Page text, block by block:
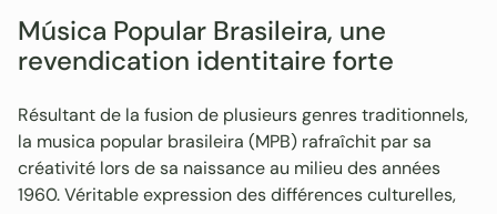
Música Popular Brasileira, une
revendication identitaire forte
Résultant de la fusion de plusieurs genres traditionnels,
la musica popular brasileira (MPB) rafraîchit par sa
créativité lors de sa naissance au milieu des années
1960. Véritable expression des différences culturelles,